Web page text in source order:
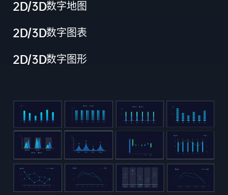
2D/3D数字地图
2D/3D数字图表
2D/3D数字图形